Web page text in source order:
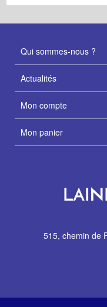
Qui sommes-nous ?
Actualités
Mon compte
Mon panier
515, chemin de